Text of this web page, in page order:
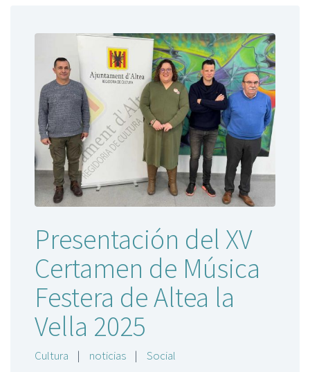
Presentación del XV
Certamen de Música
Festera de Altea la
Vella 2025
Cultura | noticias | Social